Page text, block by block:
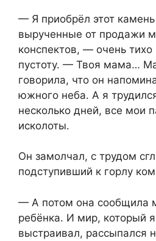
— Я приобрёл этот
вырученные от продажи
конспектов, — очень тихо
пустоту. — Твоя мама…
говорила, что он
южного неба. А я
несколько дней, все мои
исколоты.
Он замолчал, с трудом
подступивший к горлу
— А потом она сообщила
ребёнка. И мир, который я
выстраивал, рассыпался